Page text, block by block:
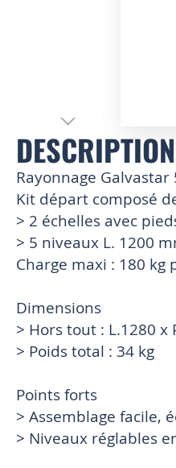
the
beginning
of
the
images
gallery
Rayonnage
Kit départ composé
> 2 échelles avec
> 5 niveaux L. 1200
Charge maxi : 180 kg
Dimensions
> Hors tout : L.1280 x
> Poids total : 34 kg
Points forts
> Assemblage facile,
> Niveaux réglables